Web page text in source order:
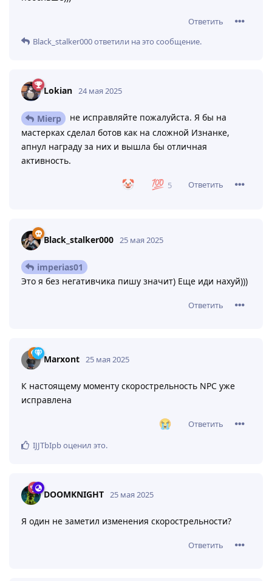
Ответить
Black_stalker000ответили на это сообщение.
Lokian 24 мая 2025
Mierp
не исправляйте пожалуйста. Я бы на
мастерках сделал ботов как на сложной Изнанке,
апнул награду за них и вышла бы отличная
активность.
5 Ответить
Black_stalker000 25 мая 2025
imperias01
Это я без негативчика пишу значит) Еще иди нахуй)))
Ответить
Marxont 25 мая 2025
К настоящему моменту скорострельность NPC уже
исправлена
Ответить
IJJTbIpbоценил это.
DOOMKNIGHT 25 мая 2025
Я один не заметил изменения скорострельности?
Ответить